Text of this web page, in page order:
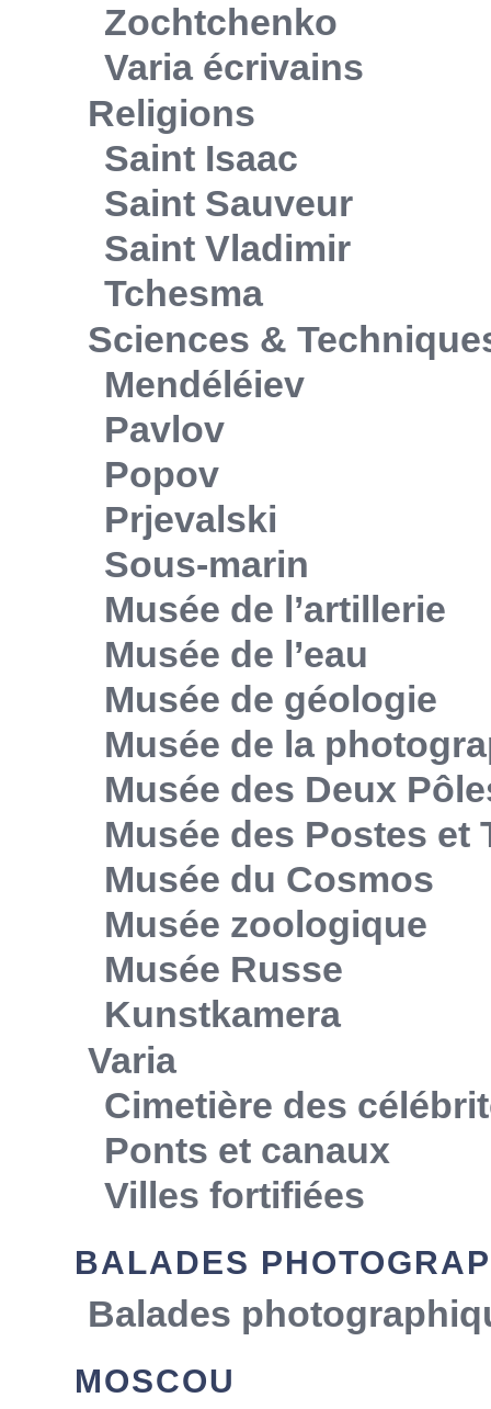
Zochtchenko
Varia écrivains
Religions
Saint Isaac
Saint Sauveur
Saint Vladimir
Tchesma
Sciences &
Mendéléiev
Pavlov
Popov
Prjevalski
Sous-marin
Musée de l’artillerie
Musée de l’eau
Musée de géologie
Musée de la
Musée des Deux
Musée des Postes
Musée du Cosmos
Musée zoologique
Musée Russe
Kunstkamera
Varia
Cimetière des
Ponts et canaux
Villes fortifiées
BALADES
Balades
MOSCOU